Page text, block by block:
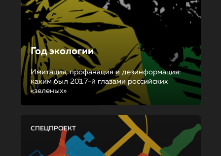
Год экологии
Имитация, профанация и дезинформация:
каким был 2017-й глазами российских
«зеленых»
СПЕЦПРОЕКТ